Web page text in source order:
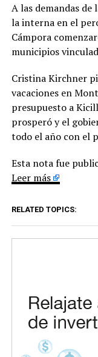
A las demandas de
la interna en el
Cámpora
municipios
Cristina Kirchner
vacaciones en
presupuesto a
prosperó y el
todo el año con el
Esta nota fue
Leer más
RELATED TOPICS: